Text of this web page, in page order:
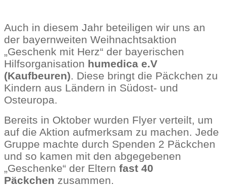
Auch in diesem Jahr beteiligen wir uns an
der bayernweiten Weihnachtsaktion
„Geschenk mit Herz“ der bayerischen
Hilfsorganisation humedica e.V
(Kaufbeuren). Diese bringt die Päckchen zu
Kindern aus Ländern in Südost- und
Osteuropa.
Bereits in Oktober wurden Flyer verteilt, um
auf die Aktion aufmerksam zu machen. Jede
Gruppe machte durch Spenden 2 Päckchen
und so kamen mit den abgegebenen
„Geschenke“ der Eltern fast 40
Päckchen zusammen.